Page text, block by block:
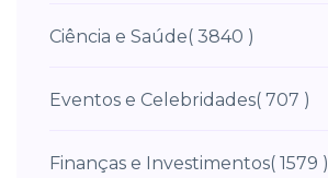
Ciência e Saúde( 3840 )
Eventos e Celebridades( 707 )
Finanças e Investimentos( 1579 )